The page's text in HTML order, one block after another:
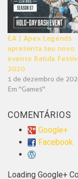
EA | Apex Legends
apresenta seu novo
evento Batida
2020
1 de dezembro de
Em "Games"
COMENTÁRIOS
Google+
Facebook
Loading Google+